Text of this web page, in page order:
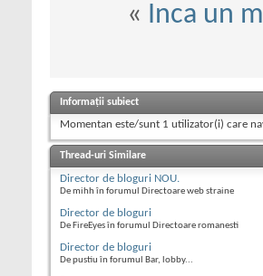
« Inca un
Informații subiect
Momentan este/sunt 1 utilizator(i) care
Thread-uri Similare
Director de bloguri NOU.
De mihh în forumul Directoare web straine
Director de bloguri
De FireEyes în forumul Directoare romanesti
Director de bloguri
De pustiu în forumul Bar, lobby...